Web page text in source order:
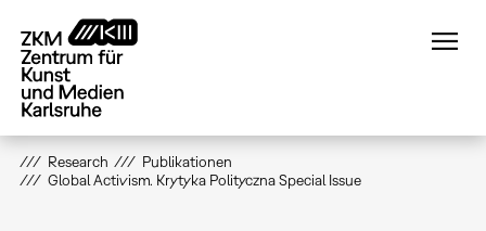
zum
Inhalt
Research
Publikationen
Global Activism. Krytyka Polityczna Special Issue